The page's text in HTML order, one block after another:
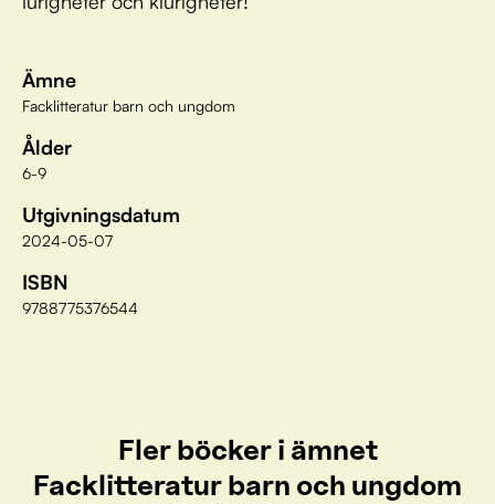
Ämne
Facklitteratur barn och ungdom
Ålder
6-9
Utgivningsdatum
2024-05-07
ISBN
9788775376544
Fler böcker i ämnet
Facklitteratur barn och ungdom